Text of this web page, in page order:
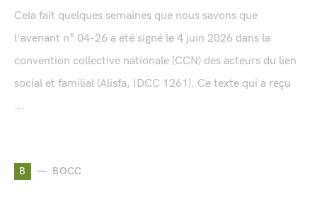
Cela fait quelques semaines que nous savons que
l'avenant n° 04-26 a été signé le 4 juin 2026 dans la
convention collective nationale (CCN) des acteurs du lien
social et familial (Alisfa, IDCC 1261). Ce texte qui a reçu
...
B BOCC